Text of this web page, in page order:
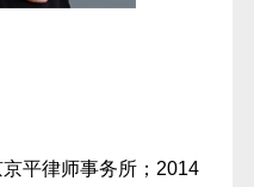
京平律师事务所；2014